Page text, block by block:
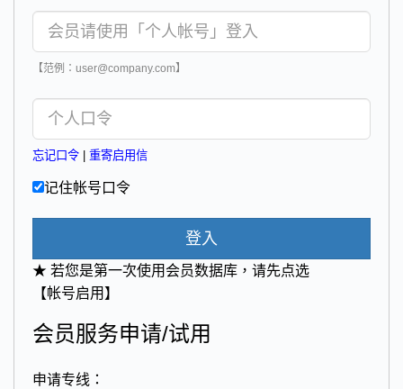
【范例：user@company.com】
忘记口令 重寄启用信
记住帐号口令
登入
★ 若您是第一次使用会员数据库，请先点选
【帐号启用】
会员服务申请/试用
申请专线：